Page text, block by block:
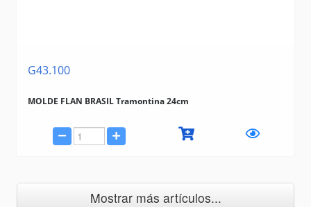
G43.100
MOLDE FLAN BRASIL Tramontina 24cm
Mostrar más artículos...